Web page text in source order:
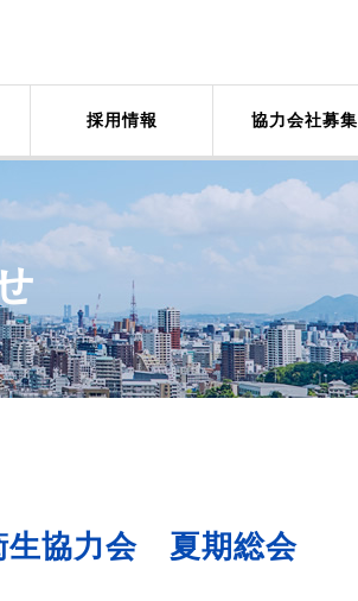
採用情報 協力会社募集
協力会 夏期総会